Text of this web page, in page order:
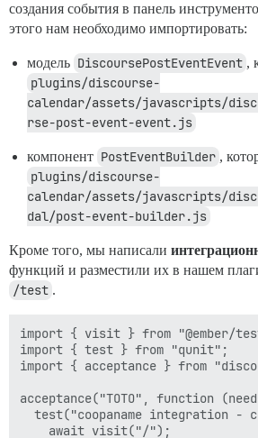
создания события в панель
этого нам необходимо импортировать:
модель DiscoursePostEventEvent ,
plugins/discourse-
calendar/assets/javascripts/
rse-post-event-event.js
компонент PostEventBuilder ,
plugins/discourse-
calendar/assets/javascripts/
dal/post-event-builder.js
Кроме того, мы написали
функций и разместили их в нашем
/test .
import { visit } from "@ember/
import { test } from "qunit";
import { acceptance } from
acceptance("TOTO", function
test("coopaname integration -
    await visit("/");